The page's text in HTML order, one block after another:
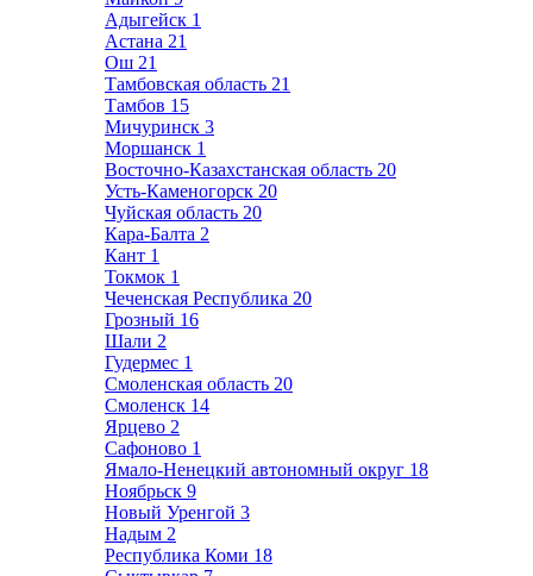
Адыгейск 1
Астана 21
Ош 21
Тамбовская область 21
Тамбов 15
Мичуринск 3
Моршанск 1
Восточно-Казахстанская область 20
Усть-Каменогорск 20
Чуйская область 20
Кара-Балта 2
Кант 1
Токмок 1
Чеченская Республика 20
Грозный 16
Шали 2
Гудермес 1
Смоленская область 20
Смоленск 14
Ярцево 2
Сафоново 1
Ямало-Ненецкий автономный округ 18
Ноябрьск 9
Новый Уренгой 3
Надым 2
Республика Коми 18